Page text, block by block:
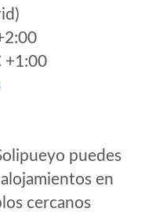
+1:00
puedes
en
cercanos